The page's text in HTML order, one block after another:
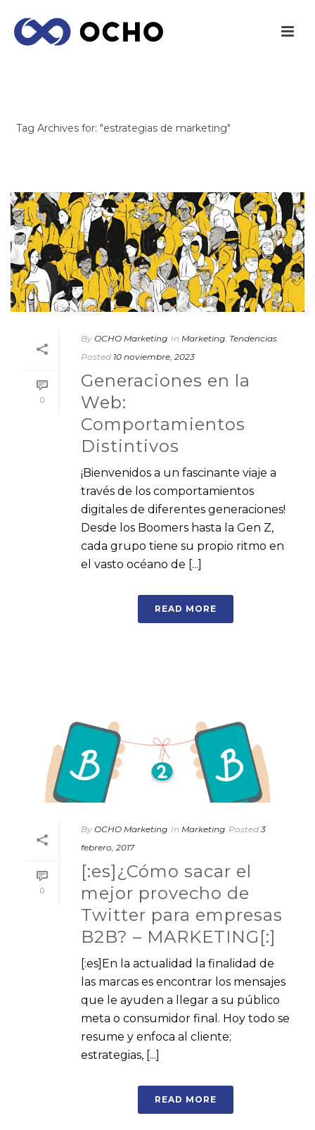
Tag Archives for: "estrategias de marketing"
0
By OCHO Marketing In Marketing Tendencias
Posted 10 noviembre, 2023
Generaciones en la
Web:
Comportamientos
Distintivos
¡Bienvenidos a un fascinante viaje a
través de los comportamientos
digitales de diferentes generaciones!
Desde los Boomers hasta la Gen Z,
cada grupo tiene su propio ritmo en
el vasto océano de [...]
READ MORE
0
By OCHO Marketing In Marketing Posted 3
febrero, 2017
[:es]¿Cómo sacar el
mejor provecho de
Twitter para empresas
B2B? – MARKETING[:]
[:es]En la actualidad la finalidad de
las marcas es encontrar los mensajes
que le ayuden a llegar a su público
meta o consumidor final. Hoy todo se
resume y enfoca al cliente;
estrategias, [...]
READ MORE